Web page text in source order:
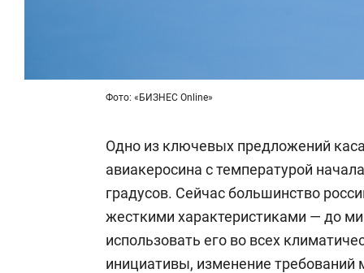
Фото: «БИЗНЕС Online»
Одно из ключевых предложений
авиакеросина с температурой
градусов. Сейчас большинство
жесткими характеристиками — до
использовать его во всех
инициативы, изменение требований